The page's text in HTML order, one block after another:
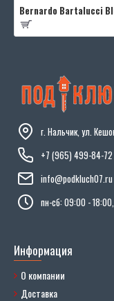
г. Нальчик, ул.
+7 (965) 499-84-72
info@podkluch07.ru
пн-сб: 09:00 -
Информация
О компании
Доставка